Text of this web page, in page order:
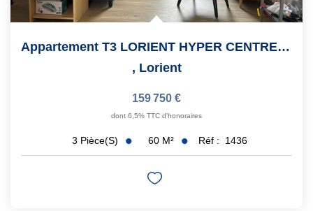
Appartement T3 LORIENT HYPER CENTRE Avec STATIONNEMENT
, Lorient
159 750 €
dont 6,5% TTC d'honoraires
3 Pièce(s) 60 M² Réf : 1436